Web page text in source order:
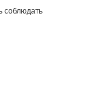
соблюдать